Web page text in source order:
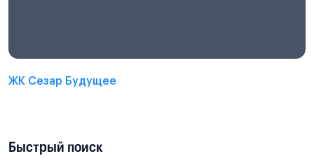
ЖК Сезар Будущее
Быстрый поиск